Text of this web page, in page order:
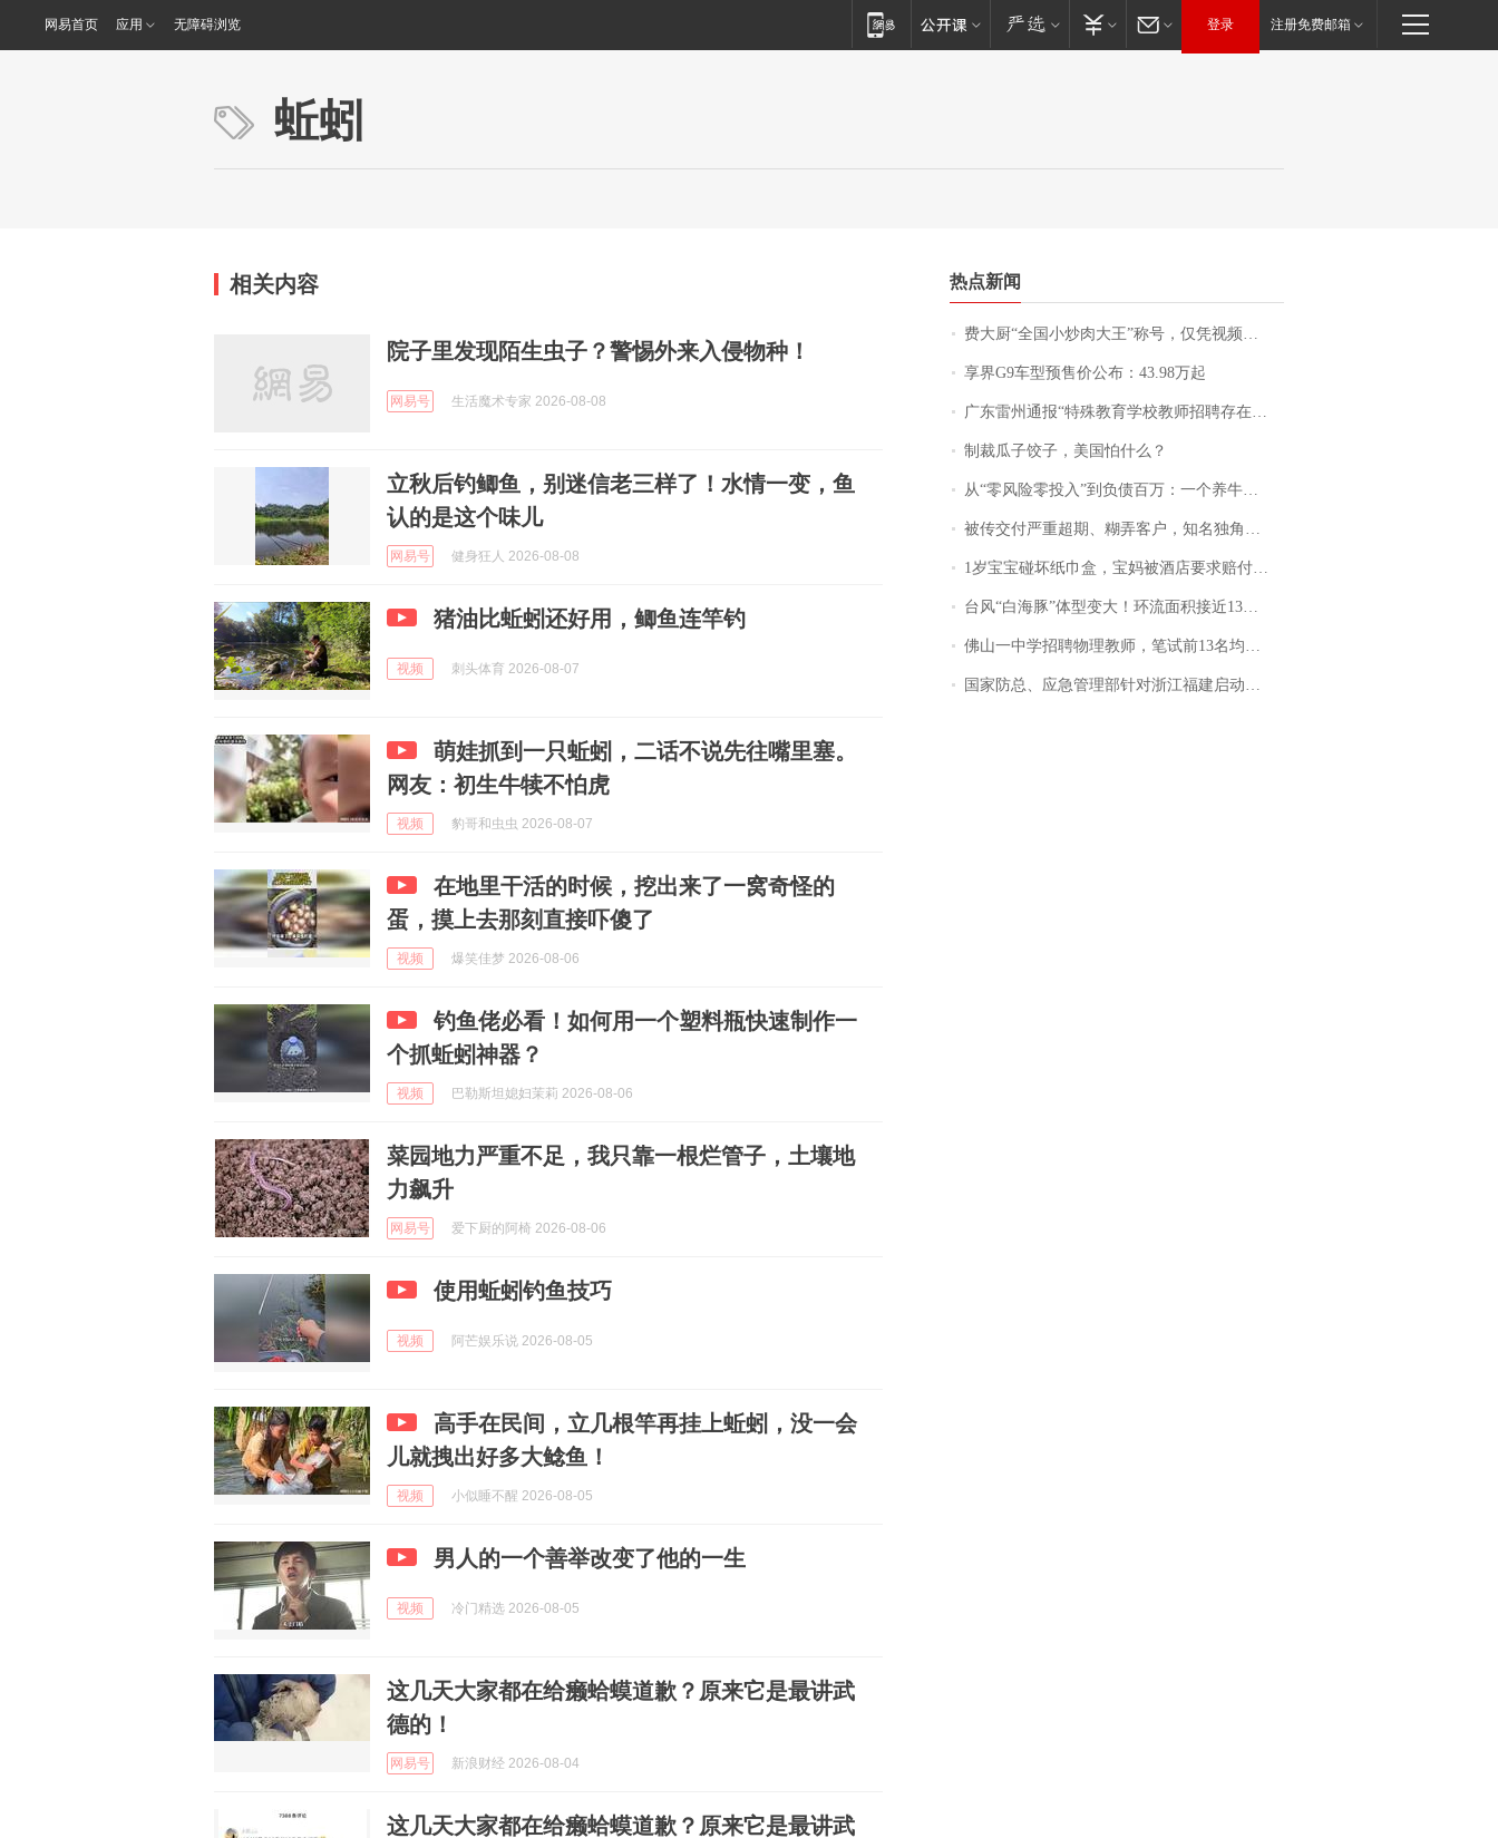
网易首页 应用 无障碍浏览 登录 注册免费邮箱
蚯蚓
相关内容
院子里发现陌生虫子？警惕外来入侵物种！
网易号 生活魔术专家 2026-08-08
立秋后钓鲫鱼，别迷信老三样了！水情一变，鱼
认的是这个味儿
网易号 健身狂人 2026-08-08
猪油比蚯蚓还好用，鲫鱼连竿钓
视频 刺头体育 2026-08-07
萌娃抓到一只蚯蚓，二话不说先往嘴里塞。
网友：初生牛犊不怕虎
视频 豹哥和虫虫 2026-08-07
在地里干活的时候，挖出来了一窝奇怪的
蛋，摸上去那刻直接吓傻了
视频 爆笑佳梦 2026-08-06
钓鱼佬必看！如何用一个塑料瓶快速制作一
个抓蚯蚓神器？
视频 巴勒斯坦媳妇茉莉 2026-08-06
菜园地力严重不足，我只靠一根烂管子，土壤地
力飙升
网易号 爱下厨的阿椅 2026-08-06
使用蚯蚓钓鱼技巧
视频 阿芒娱乐说 2026-08-05
高手在民间，立几根竿再挂上蚯蚓，没一会
儿就拽出好多大鲶鱼！
视频 小似睡不醒 2026-08-05
男人的一个善举改变了他的一生
视频 冷门精选 2026-08-05
这几天大家都在给癞蛤蟆道歉？原来它是最讲武
德的！
网易号 新浪财经 2026-08-04
这几天大家都在给癞蛤蟆道歉？原来它是最讲武
热点新闻
费大厨“全国小炒肉大王”称号，仅凭视频评出？中国烹饪协会回应
享界G9车型预售价公布：43.98万起
广东雷州通报“特殊教育学校教师招聘存在违规行为”：已启动问责程序 副校长被停职
制裁瓜子饺子，美国怕什么？
从“零风险零投入”到负债百万：一个养牛项目崩盘后，谁该为农户的贷款买单丨红星调查
被传交付严重超期、糊弄客户，知名独角兽车企创始人回应：都没证据，将依法采取措施，“本人长期与美国交管局保持沟通，对方表示肯定”
1岁宝宝碰坏纸巾盒，宝妈被酒店要求赔付924元！三亚一酒店回复：骨瓷定制！网友一查价格，吵翻了
台风“白海豚”体型变大！环流面积接近13个浙江那么大
佛山一中学招聘物理教师，笔试前13名均遭淘汰？教育局：已叫停招聘，成立调查组全面核查
国家防总、应急管理部针对浙江福建启动防汛防台风四级应急响应